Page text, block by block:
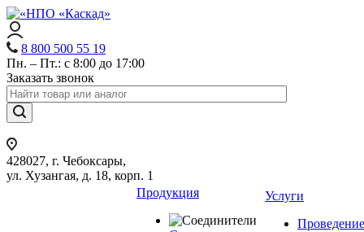
8 800 500 55 19
Пн. – Пт.: с 8:00 до 17:00
Заказать звонок
428027, г. Чебоксары,
ул. Хузангая, д. 18, корп. 1
Продукция
Услуги
Проведение